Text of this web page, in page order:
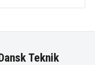
Teknik